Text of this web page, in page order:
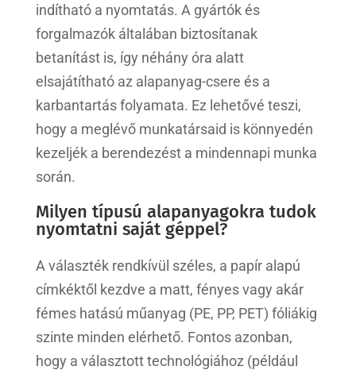
indítható a nyomtatás. A gyártók és
forgalmazók általában biztosítanak
betanítást is, így néhány óra alatt
elsajátítható az alapanyag-csere és a
karbantartás folyamata. Ez lehetővé teszi,
hogy a meglévő munkatársaid is könnyedén
kezeljék a berendezést a mindennapi munka
során.
Milyen típusú alapanyagokra tudok
nyomtatni saját géppel?
A választék rendkívül széles, a papír alapú
címkéktől kezdve a matt, fényes vagy akár
fémes hatású műanyag (PE, PP, PET) fóliákig
szinte minden elérhető. Fontos azonban,
hogy a választott technológiához (például